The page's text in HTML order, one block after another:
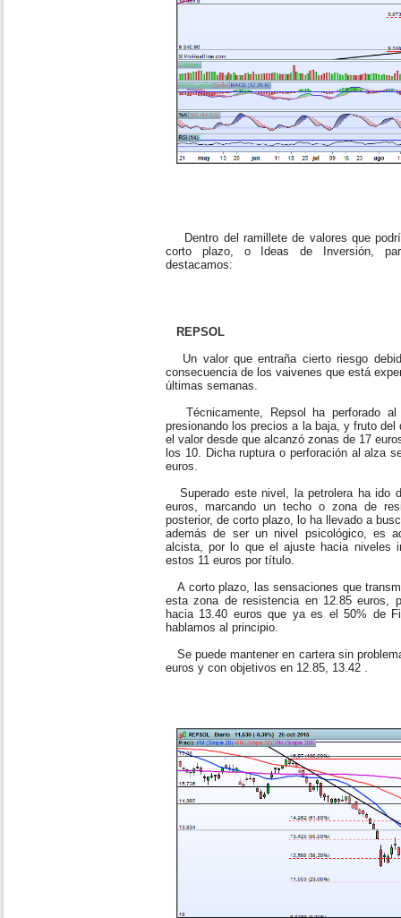
Dentro del ramillete de valores que
corto plazo, o Ideas de Inversión,
destacamos:
REPSOL
Un valor que entraña cierto riesgo
consecuencia de los vaivenes que está
últimas semanas.
Técnicamente, Repsol ha perforado
presionando los precios a la baja, y fruto
el valor desde que alcanzó zonas de 17
los 10. Dicha ruptura o perforación al alza
euros.
Superado este nivel, la petrolera ha ido
euros, marcando un techo o zona de
posterior, de corto plazo, lo ha llevado a
además de ser un nivel psicológico, es
alcista, por lo que el ajuste hacia niveles
estos 11 euros por título.
A corto plazo, las sensaciones que
esta zona de resistencia en 12.85 euros,
hacia 13.40 euros que ya es el 50% de
hablamos al principio.
Se puede mantener en cartera sin
euros y con objetivos en 12.85, 13.42 .